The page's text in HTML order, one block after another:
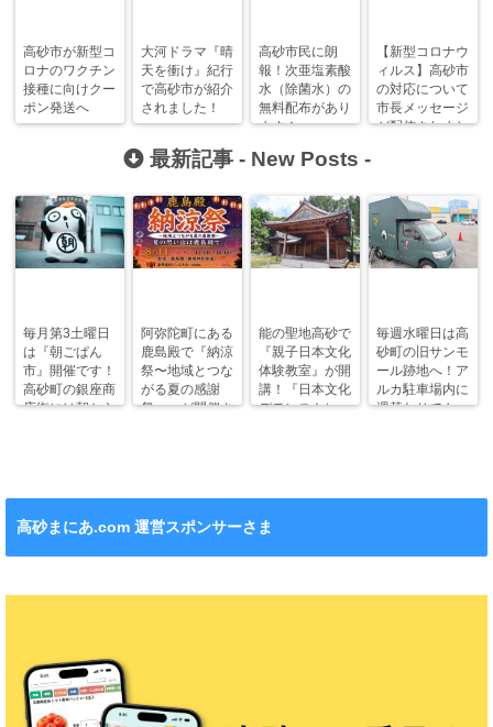
高砂市が新型コ
ロナのワクチン
接種に向けクー
ポン発送へ
大河ドラマ『晴
天を衝け』紀行
で高砂市が紹介
されました！
高砂市民に朗
報！次亜塩素酸
水（除菌水）の
無料配布があり
ます！
【新型コロナウ
ィルス】高砂市
の対応について
市長メッセージ
が配信されまし
最新記事 - New Posts -
毎月第3土曜日
は『朝ごぱん
市』開催です！
高砂町の銀座商
店街には朝から
阿弥陀町にある
鹿島殿で『納涼
祭〜地域とつな
がる夏の感謝
祭〜』が開催さ
能の聖地高砂で
『親子日本文化
体験教室』が開
講！『日本文化
デモンストレー
毎週水曜日は高
砂町の旧サンモ
ール跡地へ！ア
ルカ駐車場内に
週替わりでキッ
高砂まにあ.com 運営スポンサーさま